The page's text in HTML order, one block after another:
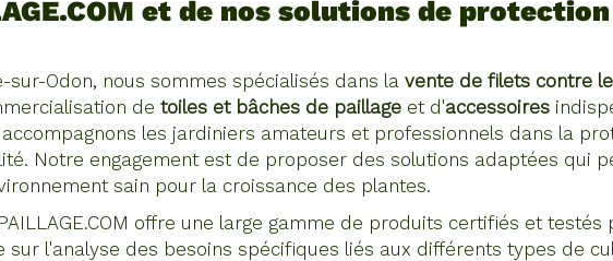
et de nos solutions de protection
sur-Odon, nous sommes spécialisés dans lavente de filets contre
detoiles et bâches de paillage et d'accessoires
les jardiniers amateurs et professionnels dans la
Notre engagement est de proposer des solutions adaptées qui
sain pour la croissance des plantes.
offre une large gamme de produits certifiés et testés
l'analyse des besoins spécifiques liés aux différents types de